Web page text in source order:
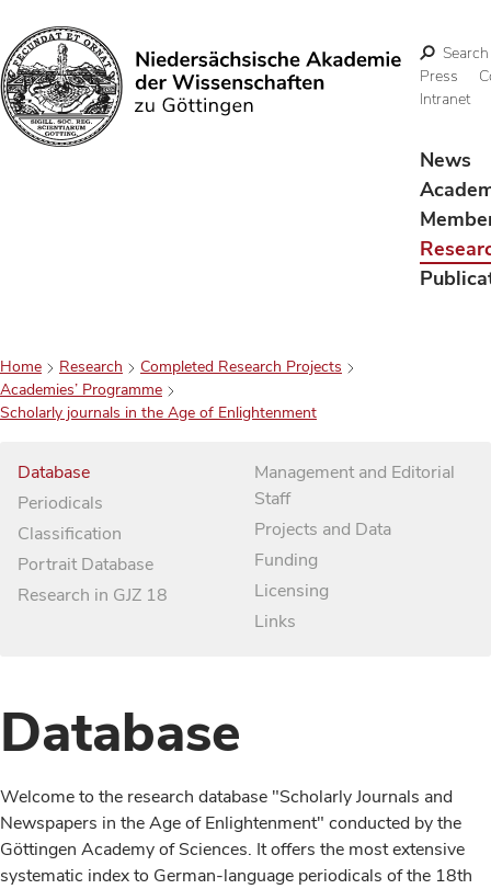
Search
Search
Press
Intranet
News
Home Research
Completed Research Projects
Academies’ Programme
Scholarly journals in the Age of Enlightenment
Database
Periodicals
Classification
Portrait Database
Research in GJZ 18
Management and Editorial
Staff
Projects and Data
Funding
Licensing
Links
Database
Welcome to the research database "Scholarly Journals and
Newspapers in the Age of Enlightenment" conducted by the
Göttingen Academy of Sciences. It offers the most extensive
systematic index to German-language periodicals of the 18th